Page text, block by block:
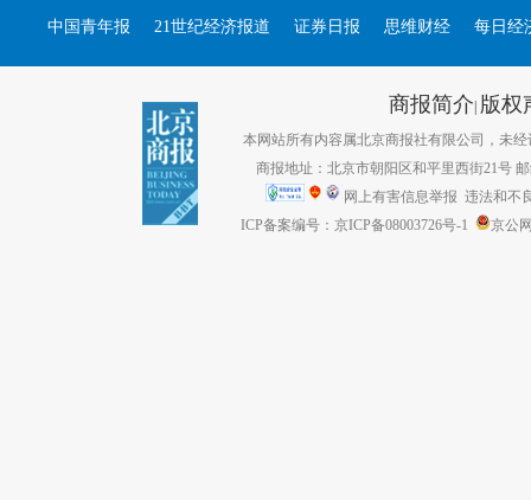
中国青年报 21世纪经济报道 证券日报 思维财经 每日经
商报简介| 版权
本网站所有内容属北京商报社有限公司，未经
商报地址：北京市朝阳区和平里西街21号
网上有害信息举报 违法和不
ICP备案编号：京ICP备08003726号-1
京公